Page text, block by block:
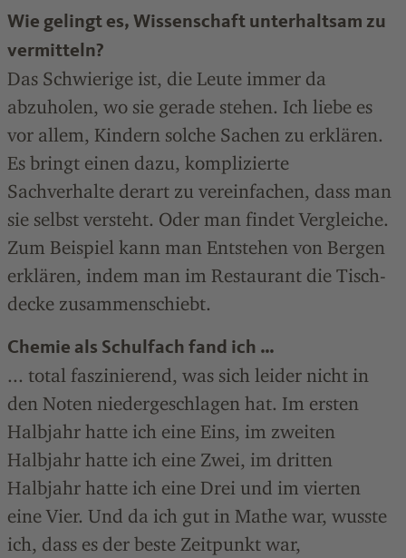
Wie gelingt es, Wissenschaft unterhaltsam zu
vermitteln?
Das Schwierige ist, die Leute immer da
abzuholen, wo sie gerade stehen. Ich liebe es
vor allem, Kindern solche Sachen zu erklären.
Es bringt einen dazu, komplizierte
Sachverhalte derart zu vereinfachen, dass man
sie selbst versteht. Oder man findet Vergleiche.
Zum Beispiel kann man Entstehen von Bergen
erklären, indem man im Restaurant die Tisch­
decke zusammenschiebt.
Chemie als Schulfach fand ich …
... total faszinierend, was sich leider nicht in
den Noten niedergeschlagen hat. Im ersten
Halbjahr hatte ich eine Eins, im zweiten
Halbjahr hatte ich eine Zwei, im dritten
Halbjahr hatte ich eine Drei und im vierten
eine Vier. Und da ich gut in Mathe war, wusste
ich, dass es der beste Zeitpunkt war,